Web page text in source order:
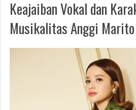
Keajaiban Vokal dan
Musikalitas Anggi Marito